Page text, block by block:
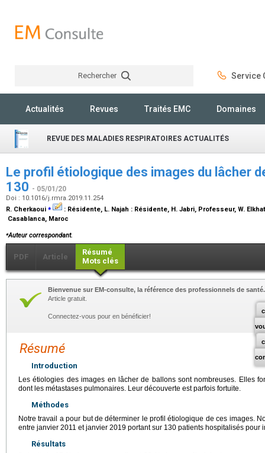
Rechercher Service
Actualités Revues Traités EMC Domaines
REVUE DES MALADIES RESPIRATOIRES ACTUALITÉS
Le profil étiologique des images du lâcher
130 - 05/01/20
Doi : 10.1016/j.rmra.2019.11.254
R. Cherkaoui ⁎ : Résidente, L. Najah : Résidente, H. Jabri, Professeur, W.
Casablanca, Maroc
⁎Auteur correspondant.
PDF Article
Résumé
Mots clés
Bienvenue sur EM-consulte, la référence des professionnels de santé.
Article gratuit.
Connectez-vous pour en bénéficier!
Résumé
Introduction
Les étiologies des images en lâcher de ballons sont nombreuses. Elles
dont les métastases pulmonaires. Leur découverte est parfois fortuite.
Méthodes
Notre travail a pour but de déterminer le profil étiologique de ces images.
entre janvier 2011 et janvier 2019 portant sur 130 patients hospitalisés pour
Résultats